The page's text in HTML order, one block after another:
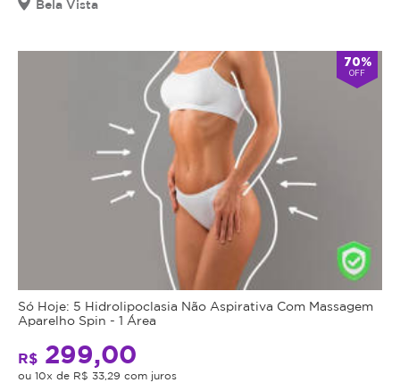
Bela Vista
70%
OFF
Só Hoje: 5 Hidrolipoclasia Não Aspirativa Com Massagem
Aparelho Spin - 1 Área
R$ 299,00
ou 10x de R$ 33,29 com juros